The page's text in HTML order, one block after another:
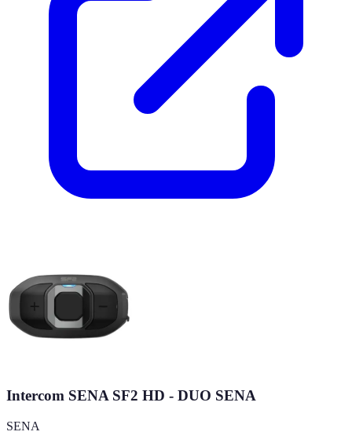
Intercom SENA SF2 HD - DUO SENA
SENA